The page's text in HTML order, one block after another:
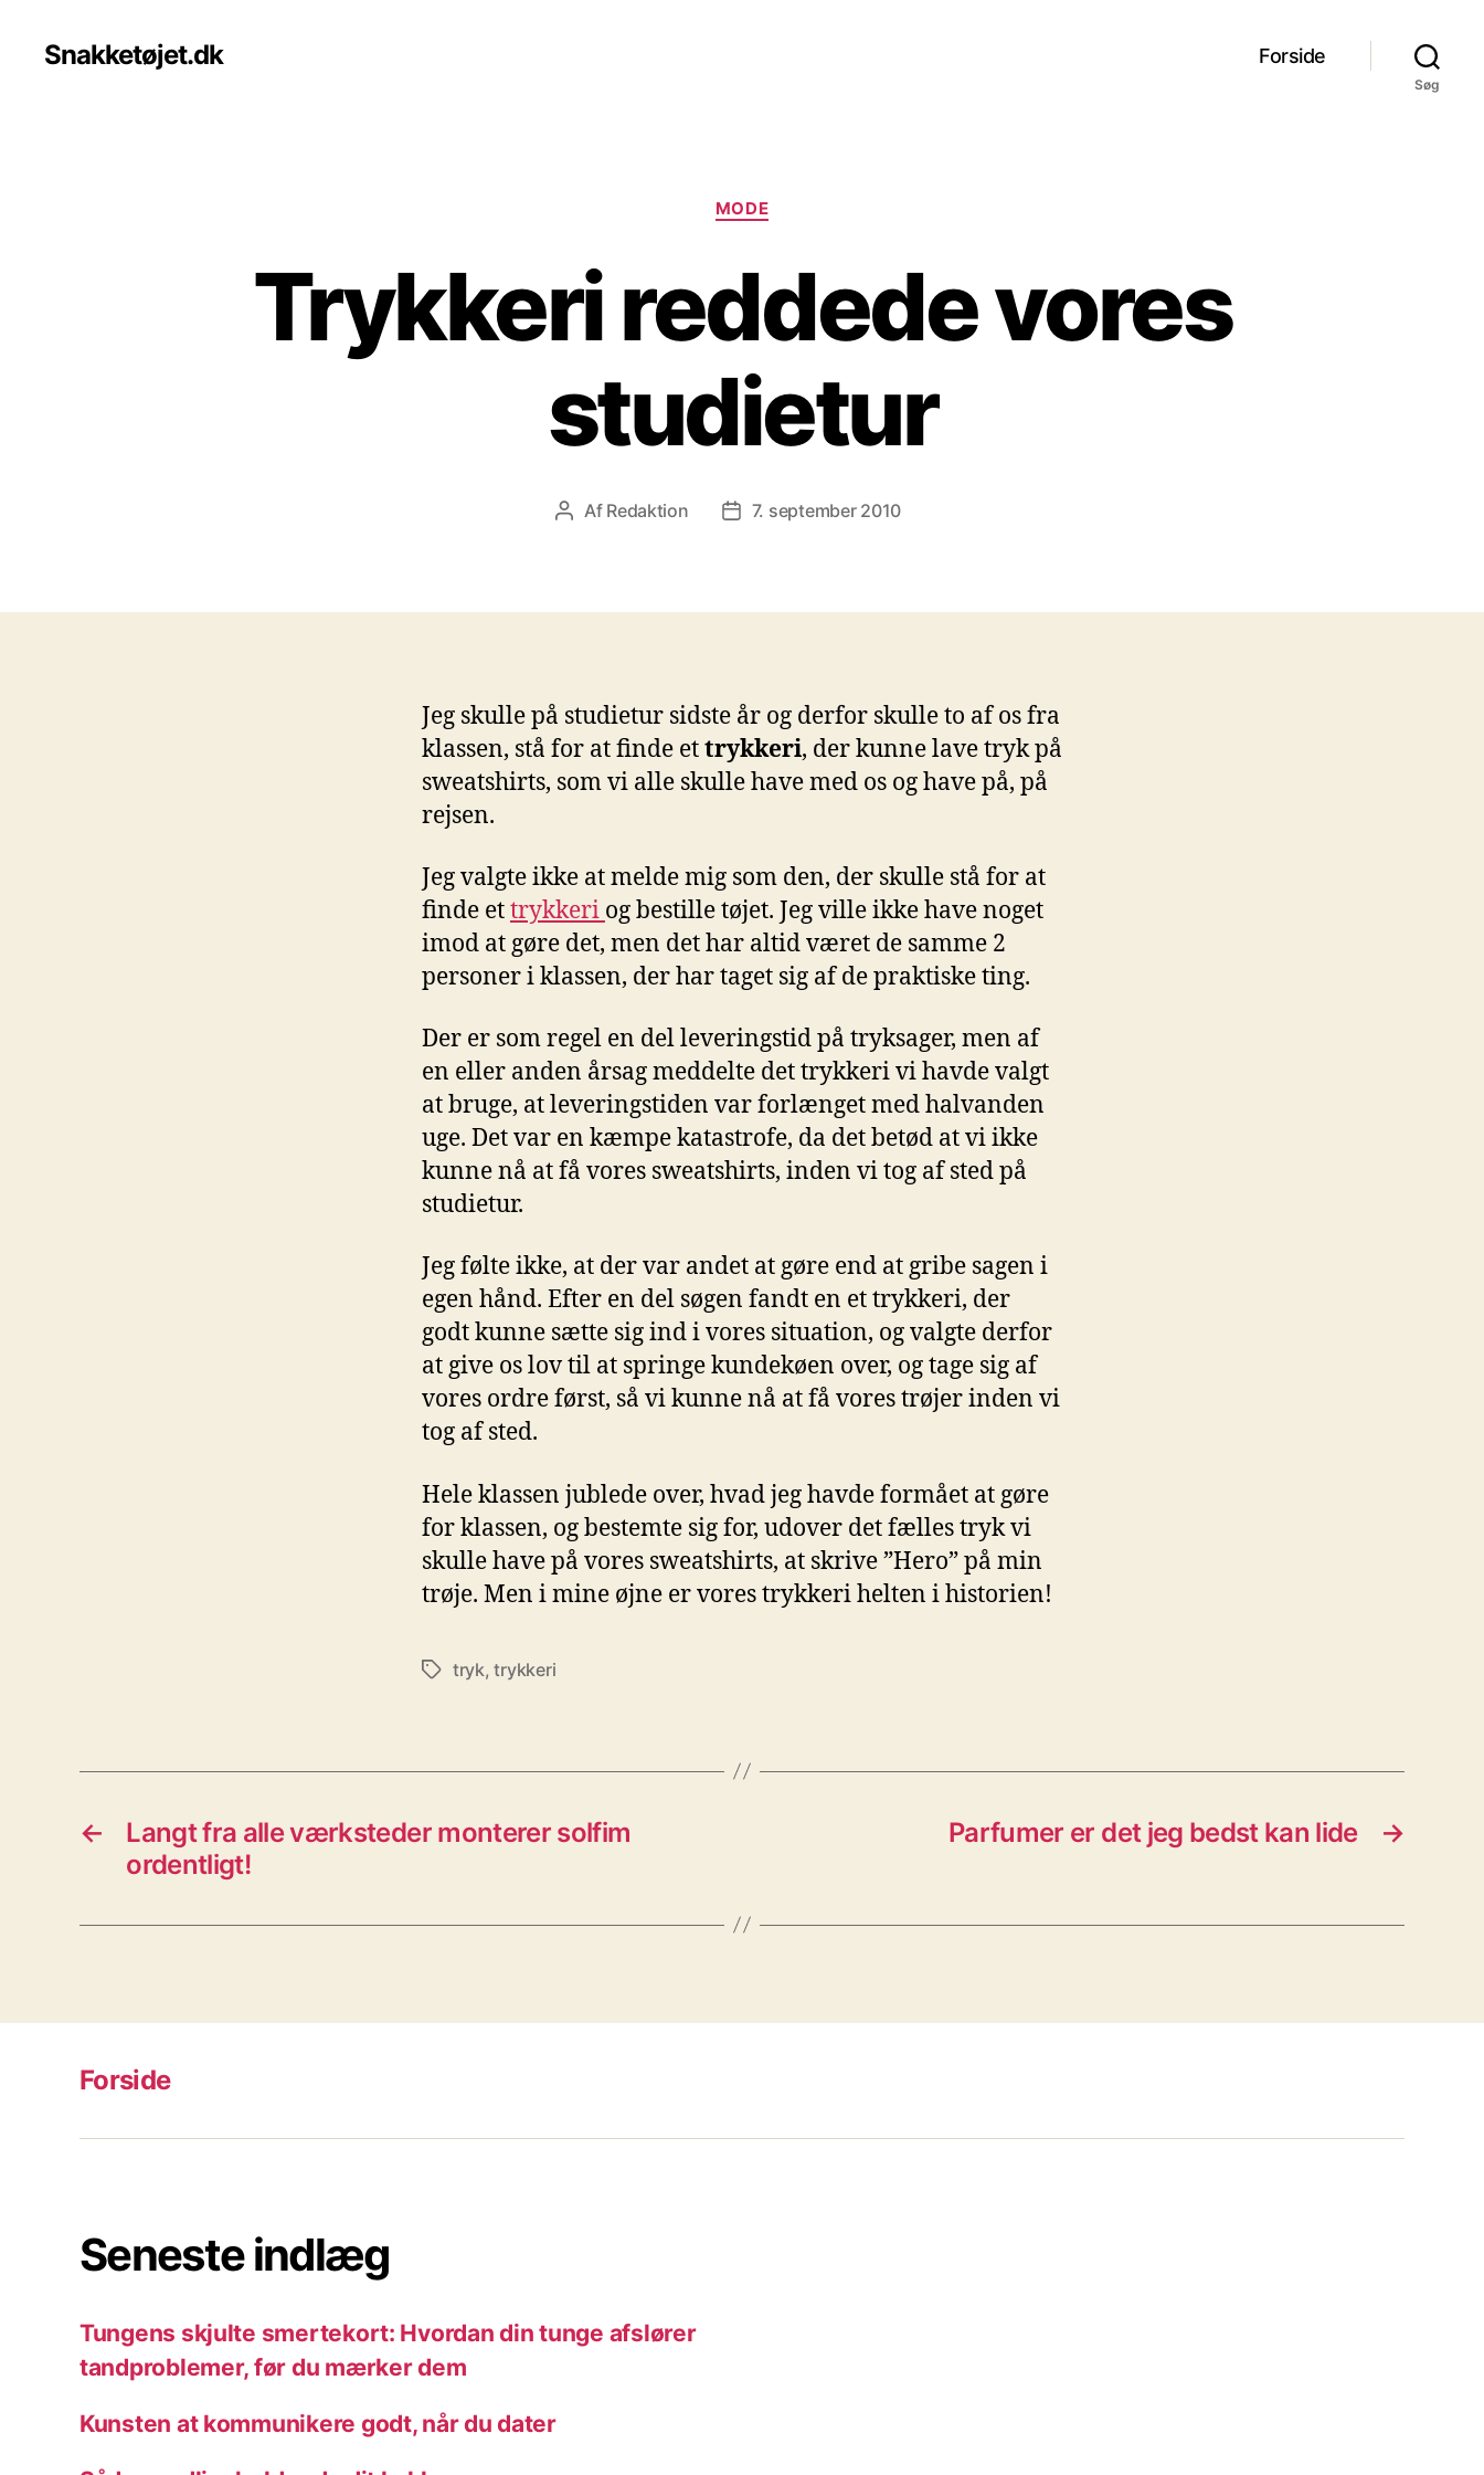
Snakketøjet.dk Forside
Søg
Kategorier
MODE
Trykkeri reddede vores
studietur
Indlægsforfatter
Af Redaktion Indlægsdato
7. september 2010
Jeg skulle på studietur sidste år og derfor skulle to af os fra
klassen, stå for at finde ettrykkeri, der kunne lave tryk på
sweatshirts, som vi alle skulle have med os og have på, på
rejsen.
Jeg valgte ikke at melde mig som den, der skulle stå for at
finde ettrykkeri og bestille tøjet. Jeg ville ikke have noget
imod at gøre det, men det har altid været de samme 2
personer i klassen, der har taget sig af de praktiske ting.
Der er som regel en del leveringstid på tryksager, men af
en eller anden årsag meddelte det trykkeri vi havde valgt
at bruge, at leveringstiden var forlænget med halvanden
uge. Det var en kæmpe katastrofe, da det betød at vi ikke
kunne nå at få vores sweatshirts, inden vi tog af sted på
studietur.
Jeg følte ikke, at der var andet at gøre end at gribe sagen i
egen hånd. Efter en del søgen fandt en et trykkeri, der
godt kunne sætte sig ind i vores situation, og valgte derfor
at give os lov til at springe kundekøen over, og tage sig af
vores ordre først, så vi kunne nå at få vores trøjer inden vi
tog af sted.
Hele klassen jublede over, hvad jeg havde formået at gøre
for klassen, og bestemte sig for, udover det fælles tryk vi
skulle have på vores sweatshirts, at skrive ”Hero” på min
trøje. Men i mine øjne er vores trykkeri helten i historien!
Tagstryk,trykkeri
←
Langt fra alle værksteder monterer solfim
ordentligt!
→
Parfumer er det jeg bedst kan lide
Forside
Seneste indlæg
Tungens skjulte smertekort: Hvordan din tunge afslører
tandproblemer, før du mærker dem
Kunsten at kommunikere godt, når du dater